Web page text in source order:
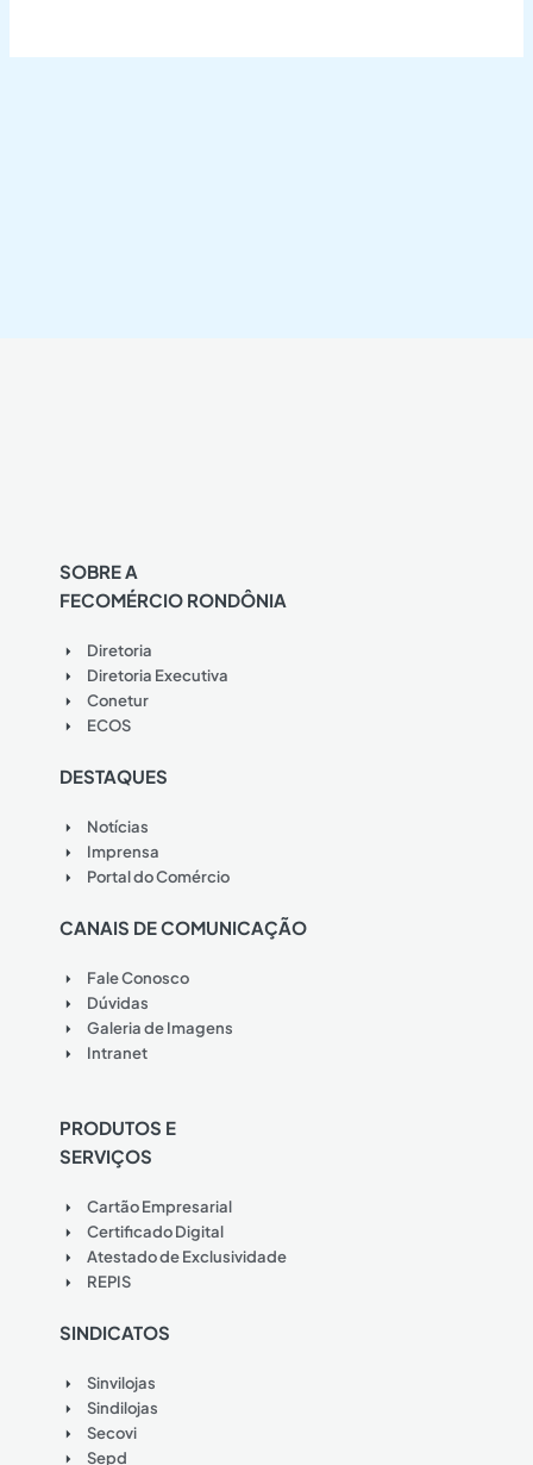
SOBRE A
FECOMÉRCIO RONDÔNIA
Diretoria
Diretoria Executiva
Conetur
ECOS
DESTAQUES
Notícias
Imprensa
Portal do Comércio
CANAIS DE COMUNICAÇÃO
Fale Conosco
Dúvidas
Galeria de Imagens
Intranet
PRODUTOS E
SERVIÇOS
Cartão Empresarial
Certificado Digital
Atestado de Exclusividade
REPIS
SINDICATOS
Sinvilojas
Sindilojas
Secovi
Sepd